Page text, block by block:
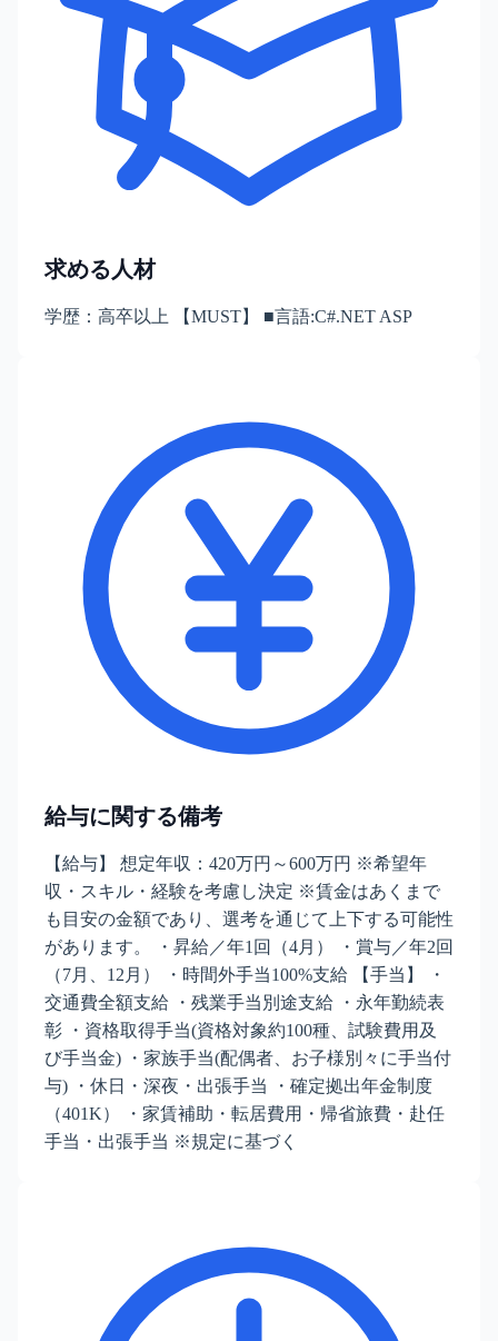
求める人材
学歴：高卒以上 【MUST】 ■言語:C#.NET ASP
給与に関する備考
【給与】 想定年収：420万円～600万円 ※希望年
収・スキル・経験を考慮し決定 ※賃金はあくまで
も目安の金額であり、選考を通じて上下する可能性
があります。 ・昇給／年1回（4月） ・賞与／年2回
（7月、12月） ・時間外手当100%支給 【手当】 ・
交通費全額支給 ・残業手当別途支給 ・永年勤続表
彰 ・資格取得手当(資格対象約100種、試験費用及
び手当金) ・家族手当(配偶者、お子様別々に手当付
与) ・休日・深夜・出張手当 ・確定拠出年金制度
（401K） ・家賃補助・転居費用・帰省旅費・赴任
手当・出張手当 ※規定に基づく